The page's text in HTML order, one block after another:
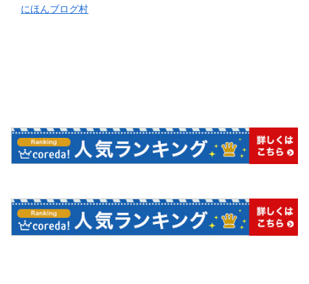
にほんブログ村